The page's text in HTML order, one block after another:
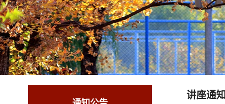
讲座通知